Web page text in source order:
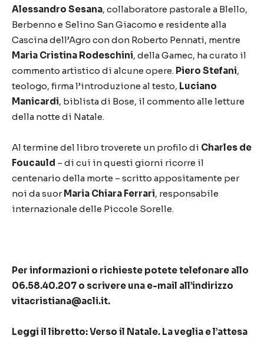
Alessandro Sesana, collaboratore pastorale a Blello,
Berbenno e Selino San Giacomo e residente alla
Cascina dell’Agro con don Roberto Pennati, mentre
Maria Cristina Rodeschini, della Gamec, ha curato il
commento artistico di alcune opere. Piero Stefani,
teologo, firma l’introduzione al testo, Luciano
Manicardi, biblista di Bose, il commento alle letture
della notte di Natale.
Al termine del libro troverete un profilo di Charles de
Foucauld – di cui in questi giorni ricorre il
centenario della morte – scritto appositamente per
noi da suorMaria Chiara Ferrari, responsabile
internazionale delle Piccole Sorelle.
Per informazioni o richieste potete telefonare allo
06.58.40.207 o scrivere una e-mail all’indirizzo
vitacristiana@acli.it.
Leggi il libretto: Verso il Natale. La veglia e l’attesa